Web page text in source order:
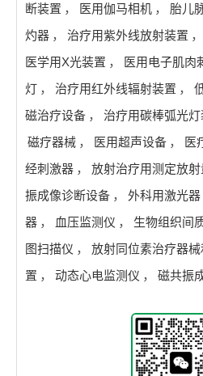
断装置 ， 医用伽马相机 ， 胎儿
灼器 ， 治疗用紫外线放射装置 ，
医学用X光装置 ， 医用电子肌肉
灯 ， 治疗用红外线辐射装置 ，
磁治疗设备 ， 治疗用碳棒弧光灯
磁疗器械 ， 医用超声设备 ， 医
经刺激器 ， 放射治疗用测定放
振成像诊断设备 ， 外科用激光器
器 ， 血压监测仪 ， 生物组织间
图扫描仪 ， 放射同位素治疗器
置 ， 动态心电监测仪 ， 磁共振